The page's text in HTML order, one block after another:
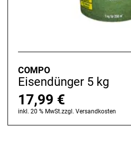
COMPO
Eisendünger 5 kg
17,99 €
inkl. 20 % MwSt.zzgl. Versandkosten